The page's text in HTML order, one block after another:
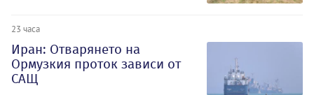
23 часа
Иран: Отварянето на
Ормузкия проток зависи от
САЩ